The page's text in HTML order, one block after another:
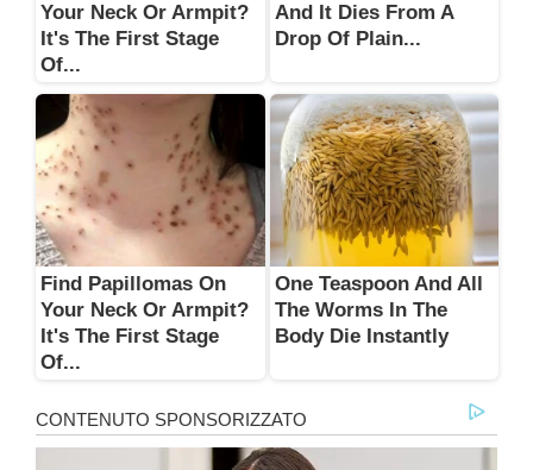
Your Neck Or Armpit?
It's The First Stage
Of...
And It Dies From A
Drop Of Plain...
Find Papillomas On
Your Neck Or Armpit?
It's The First Stage
Of...
One Teaspoon And All
The Worms In The
Body Die Instantly